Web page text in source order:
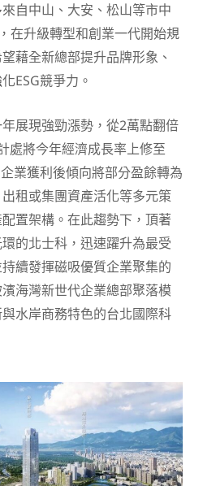
自中山、大安、松山等市中
在升級轉型和創業一代開始規
藉全新總部提升品牌形象、
ESG競爭力。
展現強勁漲勢，從2萬點翻倍
處將今年經濟成長率上修至
業獲利後傾向將部分盈餘轉為
租或集團資產活化等多元策
置架構。在此趨勢下，頂著
環的北士科，迅速躍升為最受
續發揮磁吸優質企業聚集的
海灣新世代企業總部聚落模
水岸商務特色的台北國際科